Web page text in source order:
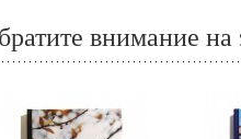
внимание на